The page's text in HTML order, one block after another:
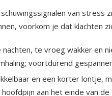
van stress
voorkom je dat klachten
nachten, te vroeg wakker en
voortdurend
en een korter lontje,
aan het einde van